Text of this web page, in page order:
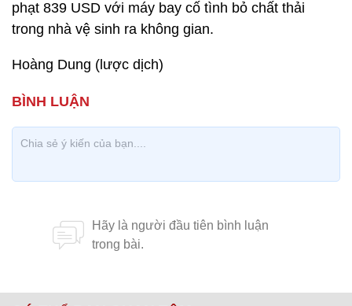
phạt 839 USD với máy bay cố tình bỏ chất thải
trong nhà vệ sinh ra không gian.
Hoàng Dung (lược dịch)